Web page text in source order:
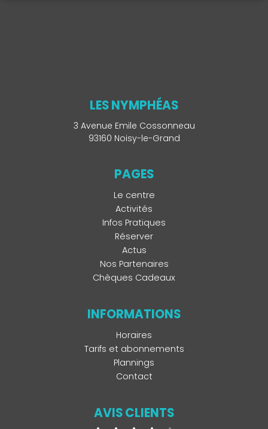
LES NYMPHÉAS
3 Avenue Emile Cossonneau
93160 Noisy-le-Grand
PAGES
Le centre
Activités
Infos Pratiques
Réserver
Actus
Nos Partenaires
Chèques Cadeaux
INFORMATIONS
Horaires
Tarifs et abonnements
Plannings
Contact
AVIS CLIENTS